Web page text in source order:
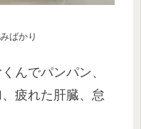
ばかり
んでパンパン、
疲れた肝臓、怠